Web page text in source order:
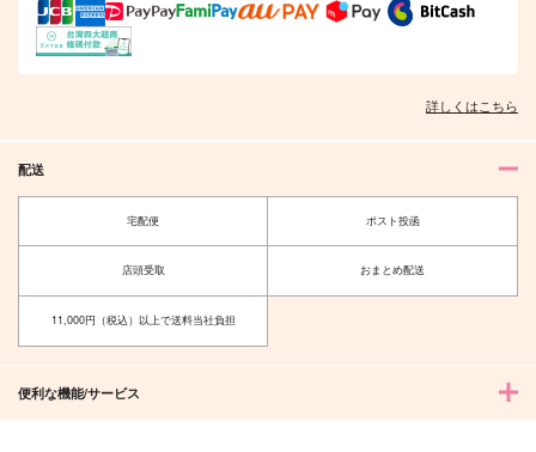
ルーパ
ー CHARACTER SON
G ALBUM vol.2
3,850円（税込）
サンプル
ルーパ
ー CHARACTER SON
G ALBUM vol.1
3,850円（税込） 3,300円（税込）
詳しくはこちら
配送
宅配便 ポスト投函
店頭受取 おまとめ配送
11,000円（税込）以上で送料当社負担
便利な機能/サービス